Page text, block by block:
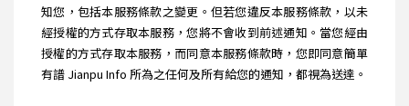
知您，包括本服務條款之變更。但若您違反本服務條款，以未
經授權的方式存取本服務，您將不會收到前述通知。當您經由
授權的方式存取本服務，而同意本服務條款時，您即同意簡單
有譜 Jianpu Info 所為之任何及所有給您的通知，都視為送達。